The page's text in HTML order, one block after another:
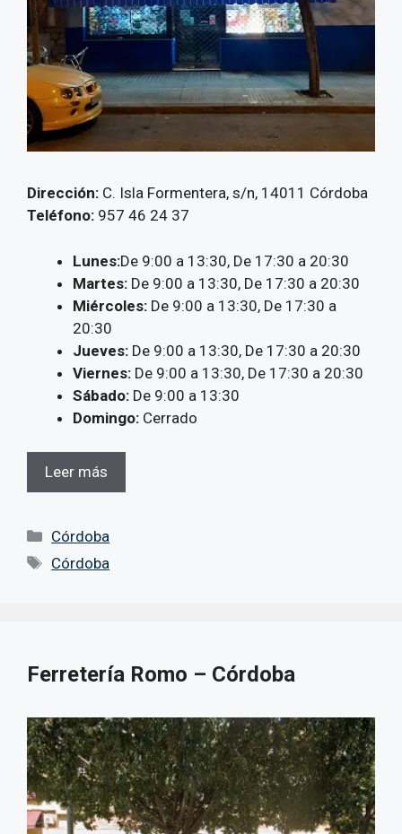
Dirección: C. Isla Formentera, s/n, 14011 Córdoba
Teléfono: 957 46 24 37
Lunes:De 9:00 a 13:30, De 17:30 a 20:30
Martes: De 9:00 a 13:30, De 17:30 a 20:30
Miércoles: De 9:00 a 13:30, De 17:30 a
20:30
Jueves: De 9:00 a 13:30, De 17:30 a 20:30
Viernes: De 9:00 a 13:30, De 17:30 a 20:30
Sábado: De 9:00 a 13:30
Domingo: Cerrado
Leer más
Categorías
Córdoba
Etiquetas
Córdoba
Ferretería Romo – Córdoba